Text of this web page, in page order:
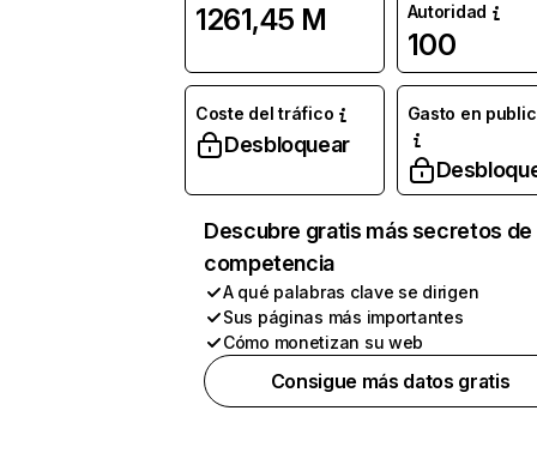
1261,45 M
Autoridad
100
Coste del tráfico
Desbloquear
Gasto en
Descubre gratis más secretos de
competencia
A qué palabras clave se dirigen
Sus páginas más importantes
Cómo monetizan su web
Consigue más datos gratis